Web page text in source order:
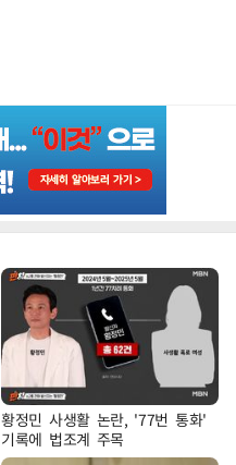
황정민 사생활 논란, '77번 통화'
기록에 법조계 주목